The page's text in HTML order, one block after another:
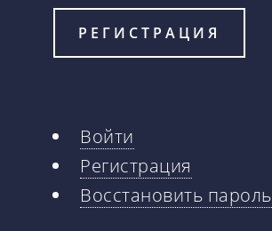
Главные
вкладки
Войти
Регистрация
Восстановить пароль